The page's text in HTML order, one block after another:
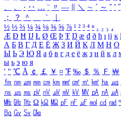
、
。 · ‥ … ¨ 〃 ― ＼ ∼ ´ ～ ˇ ˘ ˝
；
？ ＾ ｀
½ ⅓ ⅔ ¼ ¾ ⅛ ⅜ ⅝ ⅞ ¹ ² ³ ⁴ ⁿ ₁ ₂ ₃ ₄
Æ Ð Ħ Ĳ Ł Ø Œ Þ Ŧ Ŋ æ đ ð ħ ı ĳ ĸ
А Б В Г Д Е Ё Ж З И Й К Л М Н О
Ы Ь Э Ю Я а б в г д е ё ж з и й к л
ы ь э ю я
′ ″ ℃ Å ￠ ￡ ￥ ¤ ℉ ‰ ＄ ％ Ｆ ￦
㎙ ㎚ ㎛ ㎜ ㎝ ㎞ ㎟ ㎠ ㎡ ㎢ ㏊ ㎍
㎱ ㎲ ㎳ ㎴ ㎵ ㎶ ㎷ ㎸ ㎹ ㎀ ㎁ ㎂
㎒ ㎓ ㎔ Ω ㏀ ㏁ ㎊ ㎋ ㎌ ㏖ ㏅ ㎭
㏃ ㏉ ㏜ ㏆